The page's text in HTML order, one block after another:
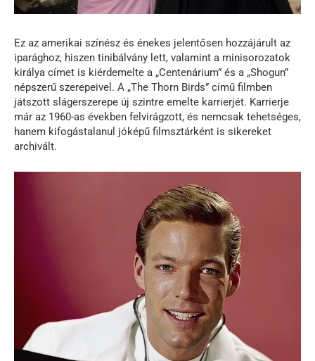
Ez az amerikai színész és énekes jelentősen hozzájárult az
iparághoz, hiszen tinibálvány lett, valamint a minisorozatok
királya címet is kiérdemelte a „Centenárium” és a „Shogun”
népszerű szerepeivel. A „The Thorn Birds” című filmben
játszott slágerszerepe új szintre emelte karrierjét. Karrierje
már az 1960-as években felvirágzott, és nemcsak tehetséges,
hanem kifogástalanul jóképű filmsztárként is sikereket
archivált.